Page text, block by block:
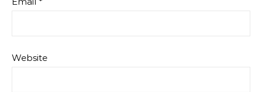
Website